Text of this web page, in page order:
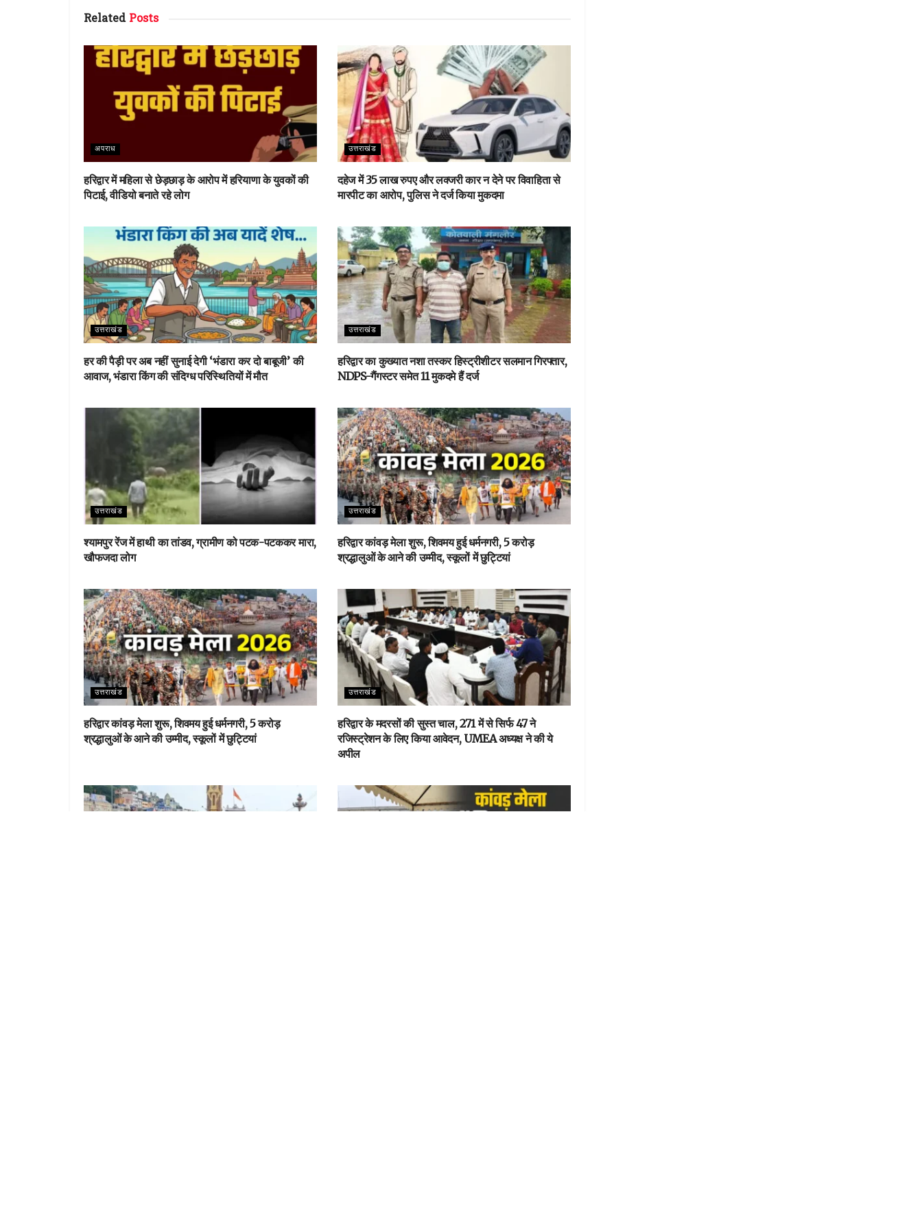
b
o
o
k
te
r
p
p
RelatedPosts
अपराध
हरिद्वार में महिला से छेड़छाड़ के आरोप में हरियाणा के युवकों की
पिटाई, वीडियो बनाते रहे लोग
उत्तराखंड
दहेज में 35 लाख रुपए और लक्जरी कार न देने पर विवाहिता से
मारपीट का आरोप, पुलिस ने दर्ज किया मुकदमा
उत्तराखंड
हर की पैड़ी पर अब नहीं सुनाई देगी ‘भंडारा कर दो बाबूजी’ की
आवाज, भंडारा किंग की संदिग्ध परिस्थितियों में मौत
उत्तराखंड
हरिद्वार का कुख्यात नशा तस्कर हिस्ट्रीशीटर सलमान गिरफ्तार,
NDPS-गैंगस्टर समेत 11 मुकदमे हैं दर्ज
उत्तराखंड
श्यामपुर रेंज में हाथी का तांडव, ग्रामीण को पटक-पटककर मारा,
खौफजदा लोग
उत्तराखंड
हरिद्वार कांवड़ मेला शुरू, शिवमय हुई धर्मनगरी, 5 करोड़
श्रद्धालुओं के आने की उम्मीद, स्कूलों में छुट्टियां
उत्तराखंड
हरिद्वार कांवड़ मेला शुरू, शिवमय हुई धर्मनगरी, 5 करोड़
श्रद्धालुओं के आने की उम्मीद, स्कूलों में छुट्टियां
उत्तराखंड
हरिद्वार के मदरसों की सुस्त चाल, 271 में से सिर्फ 47 ने
रजिस्ट्रेशन के लिए किया आवेदन, UMEA अध्यक्ष ने की ये
अपील